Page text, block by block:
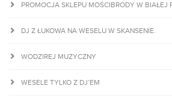
PROMOCJA SKLEPU MOŚCIBRODY W BIAŁEJ
DJ Z ŁUKOWA NA WESELU W SKANSENIE.
WODZIREJ MUZYCZNY
WESELE TYLKO Z DJ’EM